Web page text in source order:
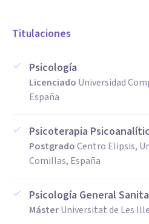
Titulaciones
Psicología
Licenciado Universidad
España
Psicoterapia
PostgradoCentro Elipsis,
Comillas, España
Psicología General
MásterUniversitat de Les